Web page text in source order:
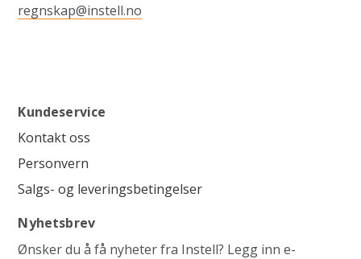
regnskap@instell.no
Kundeservice
Kontakt oss
Personvern
Salgs- og leveringsbetingelser
Nyhetsbrev
Ønsker du å få nyheter fra Instell? Legg inn e-